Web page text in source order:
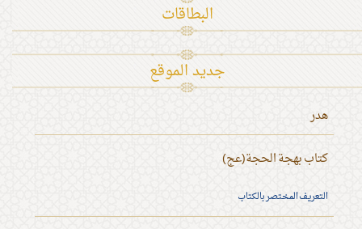
البطاقات
جديد الموقع
هدر
كتاب بهجة الحجة(عج)
التعريف المختصر بالكتاب